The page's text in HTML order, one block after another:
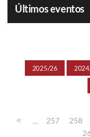
Últimos eventos
2025/26
... 257 258